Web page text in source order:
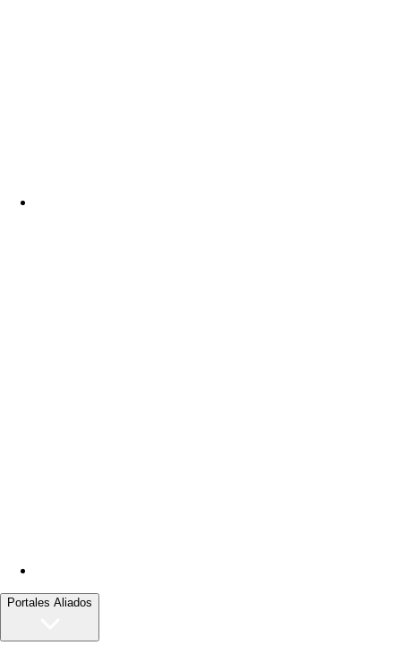
Portales Aliados